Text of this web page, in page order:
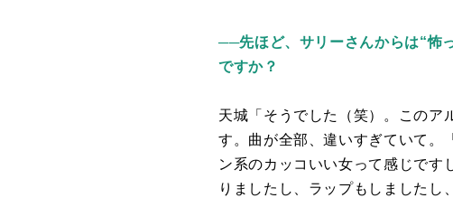
──先ほど、サリーさんからは“怖
ですか？
天城「そうでした（笑）。このア
す。曲が全部、違いすぎていて。
ン系のカッコいい女って感じです
りましたし、ラップもしましたし